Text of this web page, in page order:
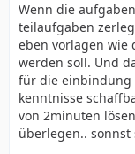
Wenn die
teilaufgaben
eben vorlagen wie
werden soll. Und
für die einbindung
kenntnisse
von 2minuten
überlegen..